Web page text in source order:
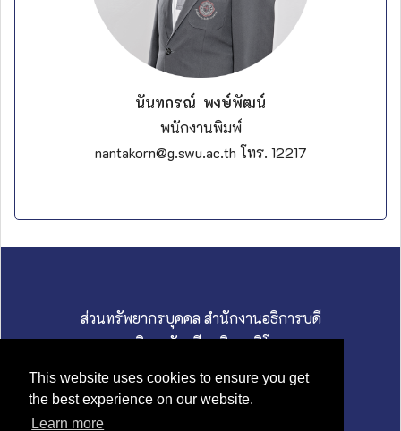
This website uses cookies to ensure you get
the best experience on our website.
Learn more
นันทกรณ์ พงษ์พัฒน์
พนักงานพิมพ์
nantakorn@g.swu.ac.th โทร. 12217
ส่วนทรัพยากรบุคคล สำนักงานอธิการบดี
มหาวิทยาลัยศรีนครินทรวิโรฒ
114 สุขุมวิท 23 ถนนสุขุมวิท แขวงคลองเตยเหนือ
เขตวัฒนา กรุงเทพมหานคร 10110
02 649 5000 I hrswu@g.swu.ac.th